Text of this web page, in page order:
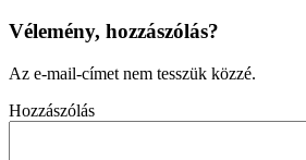
Vélemény, hozzászólás?
Az e-mail-címet nem tesszük közzé.
Hozzászólás